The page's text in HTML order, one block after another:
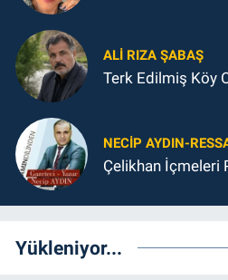
ALI RIZA ŞABAŞ
Terk Edilmiş Köy
NECIP AYDIN-
Çelikhan İçmeleri
Yükleniyor...